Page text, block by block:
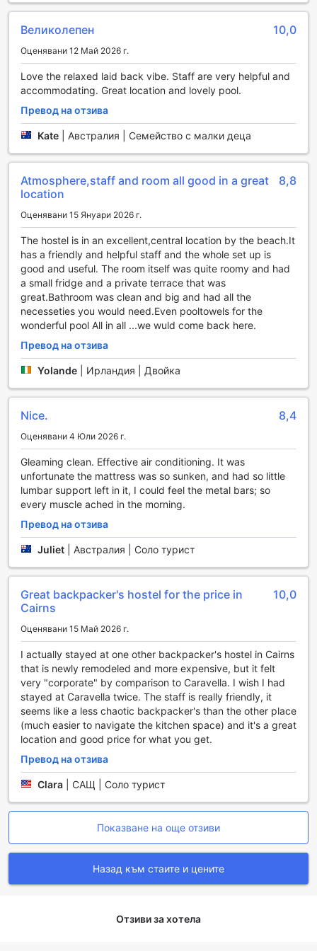
Caravella Backpackers в Кeрнс предлага изключителни
спортни съоръжения, които ще задоволят всички
басейн е идеален за тези, които искат да се освежат и
да се насладят на плуване независимо от времето
навън. За любителите на водните спортове, хостелът
предлага разнообразие от не-моторизирани
активности, включително каяк и гмуркане, които
позволяват на гостите да изследват красотата на
местните води и да се свържат с природата.
На открито, гостите могат да се насладят на слънчеви
след активен ден. За тези, които търсят приключения,
Caravella Backpackers предлага възможности за
риболов, конна езда и шнорхелинг, което осигурява
уникални преживявания и незабравими спомени. Също
така, близостта до водния парк и плажа предоставя
допълнителни възможности за забавление и
релаксация. Независимо от предпочитанията ви, тук ще
намерите идеалното място за спорт и отдих.
Удобства за комфорт и безопасност в Caravella
Backpackers
Caravella Backpackers в Кеърнс предлага разнообразие
от удобства, които осигуряват комфорт и безопасност
за ценности предоставя допълнително спокойствие,
позволявайки ви да се насладите на времето си без
разположение, за да ви помогнат с информация и
съвети за изследване на района, а бързият процес на
настаняване и напускане (express check-in/check-out)
гарантира, че ще имате повече време за приключения.
Wi-Fi интернет в обществените зони е идеален за
свързване с приятели и семейство или за планиране на
следващата ви дестинация. За тези, които пътуват с
багаж, Caravella Backpackers предлага удобства за
съхранение на куфари, така че да можете да
разгледате града без да носите тежестите си. В
допълнение, хотелът разполага с автомат за закуски и
напитки, а пералнята (laundromat) ще ви помогне да
поддържате дрехите си свежи и чисти по време на
вашето пътуване.
Транспортни удобства в Caravella Backpackers
Caravella Backpackers в Кeрнс предлага разнообразие
от транспортни удобства, които правят пътуването ви
лесно и удобно. Гостите могат да се възползват от
услугата за трансфер от и до летището, което
осигурява безпроблемен достъп до хотела. Също така,
които ви позволяват да откриете красотите на региона,
без да се притеснявате за логистиката.
Допълнително, нашият хотел предлага шутъл услуга,
която свързва ключови дестинации, а за тези, които
предпочитат да пътуват самостоятелно, предлагаме
наем на автомобили. Таксиметровата услуга е също на
до желаните места. За ваше удобство, предлагаме и
услуга за закупуване на билети, така че да можете да
идеален за гости с личен автомобил, осигурявайки ви
Великолепен 10,0
Оценявани 12 Май 2026 г.
Love the relaxed laid back vibe. Staff are very helpful and
accommodating. Great location and lovely pool.
Превод на отзива
Kate Австралия | Семейство с малки деца
Atmosphere,staff and room all good in a great
location
8,8
Оценявани 15 Януари 2026 г.
The hostel is in an excellent,central location by the beach.It
has a friendly and helpful staff and the whole set up is
good and useful. The room itself was quite roomy and had
a small fridge and a private terrace that was
great.Bathroom was clean and big and had all the
necesseties you would need.Even pooltowels for the
wonderful pool All in all ...we wuld come back here.
Превод на отзива
Yolande Ирландия | Двойка
Nice. 8,4
Оценявани 4 Юли 2026 г.
Gleaming clean. Effective air conditioning. It was
unfortunate the mattress was so sunken, and had so little
lumbar support left in it, I could feel the metal bars; so
every muscle ached in the morning.
Превод на отзива
Juliet Австралия | Соло турист
Great backpacker's hostel for the price in
Cairns
10,0
Оценявани 15 Май 2026 г.
I actually stayed at one other backpacker's hostel in Cairns
that is newly remodeled and more expensive, but it felt
very "corporate" by comparison to Caravella. I wish I had
stayed at Caravella twice. The staff is really friendly, it
seems like a less chaotic backpacker's than the other place
(much easier to navigate the kitchen space) and it's a great
location and good price for what you get.
Превод на отзива
Clara САЩ | Соло турист
Показване на още отзиви
Назад към стаите и цените
Отзиви за хотела